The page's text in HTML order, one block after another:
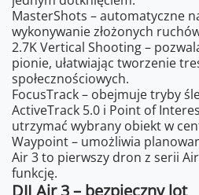
MasterShots – automatyczne
wykonywanie złożonych
2.7K Vertical Shooting –
pionie, ułatwiając tworzenie
społecznościowych.
FocusTrack – obejmuje tryby
ActiveTrack 5.0 i Point of
utrzymać wybrany obiekt w
Waypoint – umożliwia
Air 3 to pierwszy dron z serii
funkcję.
DJI Air 3 – bezpieczny lot